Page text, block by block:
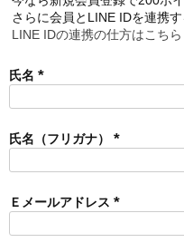
さらに会員とLINE IDを連携
LINE IDの連携の仕方はこちら
氏名
必
氏名（フリガナ）
必
Ｅメールアドレス
必